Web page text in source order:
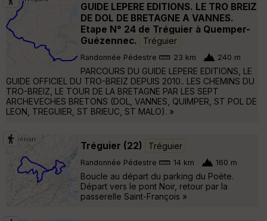
GUIDE LEPERE EDITIONS. LE TRO BREIZ
DE DOL DE BRETAGNE A VANNES.
Etape N° 24 de Tréguier à Quemper-
Guézennec.
Tréguier
Randonnée Pédestre 23 km 240 m
PARCOURS DU GUIDE LEPERE EDITIONS, LE
GUIDE OFFICIEL DU TRO-BREIZ DEPUIS 2010.. LES CHEMINS DU
TRO-BREIZ, LE TOUR DE LA BRETAGNE PAR LES SEPT
ARCHEVECHES BRETONS (DOL, VANNES, QUIMPER, ST POL DE
LEON, TREGUIER, ST BRIEUC, ST MALO). »
Tréguier (22) Tréguier
Randonnée Pédestre 14 km 160 m
Boucle au départ du parking du Poète.
Départ vers le pont Noir, retour par la
passerelle Saint-François »